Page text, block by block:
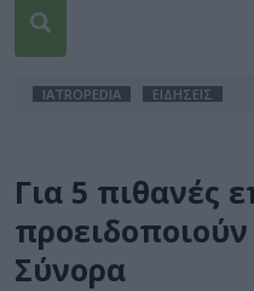
IATROPEDIA ΕΙΔΗΣΕΙΣ
Για 5 πιθανές
προειδοποιούν
Σύνορα